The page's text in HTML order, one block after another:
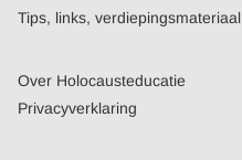
Tips, links, verdiepingsmateriaal
Over Holocausteducatie
Privacyverklaring